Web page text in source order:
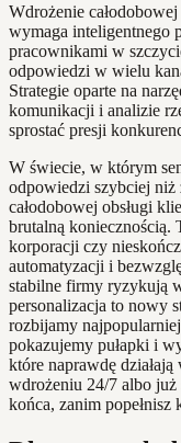
Wdrożenie
wymaga inteligentnego
pracownikami w
odpowiedzi w wielu
Strategie oparte na
komunikacji i analizie
sprostać presji
W świecie, w którym
odpowiedzi szybciej niż
całodobowej obsługi
brutalną koniecznością.
korporacji czy
automatyzacji i
stabilne firmy ryzykują
personalizacja to nowy
rozbijamy
pokazujemy pułapki i
które naprawdę
wdrożeniu 24/7 albo
końca, zanim popełnisz